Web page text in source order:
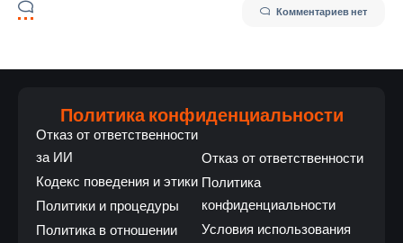
Комментариев нет
Политика конфиденциальности
Отказ от ответственности
за ИИ
Кодекс поведения и этики
Политики и процедуры
Политика в отношении
Отказ от ответственности
Политика
конфиденциальности
Условия использования